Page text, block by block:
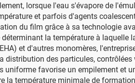
lorsque l'eau s'évapore de
et parfois d'agents
du film grâce à sa technologie
la température à
et d'autres monomères,
des particules,
favorise un empilement et
la température minimale de